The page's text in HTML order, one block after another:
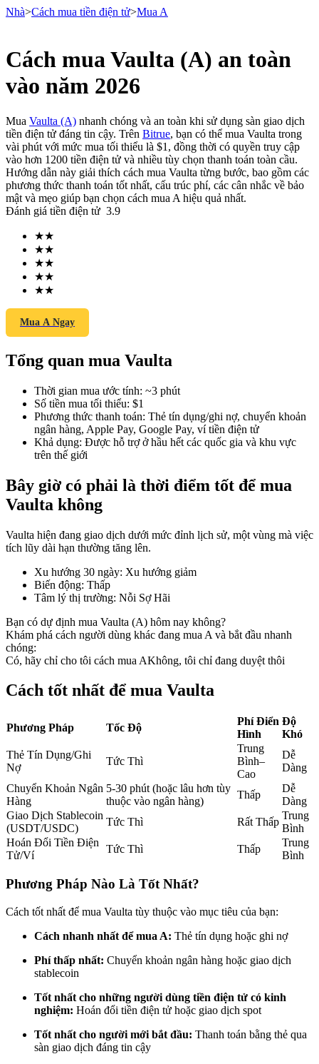
Hợp đồng tương lai
USDT Futures
Futures sử dụng USDT làm tài sản thế chấp
COIN-M Futures
Futures sử dụng token làm tài sản thế chấp
TradFi
Phái sinh cổ phiếu, ngoại hối, kim loại quý và hàng hóa
USDC Futures vĩnh cửu
Futures sử dụng USDC làm tài sản thế chấp
Sao chép Giao dịch
Tham gia cùng các nhà giao dịch hàng đầu
Trở thành Nhà giao dịch Sao chép
Tận hưởng chia sẻ lợi nhuận và hoa hồng giao dịch sao chép
Nhà>Cách mua tiền điện tử>Mua A
Cách mua Vaulta (A) an toàn
vào năm 2026
Mua Vaulta (A) nhanh chóng và an toàn khi sử dụng sàn giao dịch
tiền điện tử đáng tin cậy. Trên Bitrue, bạn có thể mua Vaulta trong
vài phút với mức mua tối thiểu là $1, đồng thời có quyền truy cập
vào hơn 1200 tiền điện tử và nhiều tùy chọn thanh toán toàn cầu.
Hướng dẫn này giải thích cách mua Vaulta từng bước, bao gồm các
phương thức thanh toán tốt nhất, cấu trúc phí, các cân nhắc về bảo
mật và mẹo giúp bạn chọn cách mua A hiệu quả nhất.
Đánh giá tiền điện tử 3.9
★★
★★
★★
★★
★★
Mua A Ngay
Tổng quan mua Vaulta
Thời gian mua ước tính: ~3 phút
Số tiền mua tối thiểu: $1
Phương thức thanh toán: Thẻ tín dụng/ghi nợ, chuyển khoản
ngân hàng, Apple Pay, Google Pay, ví tiền điện tử
Khả dụng: Được hỗ trợ ở hầu hết các quốc gia và khu vực
trên thế giới
Bây giờ có phải là thời điểm tốt để mua
Vaulta không
Vaulta hiện đang giao dịch dưới mức đỉnh lịch sử, một vùng mà việc
tích lũy dài hạn thường tăng lên.
Xu hướng 30 ngày: Xu hướng giảm
Biến động: Thấp
Tâm lý thị trường: Nỗi Sợ Hãi
Bạn có dự định mua Vaulta (A) hôm nay không?
Khám phá cách người dùng khác đang mua A và bắt đầu nhanh
chóng:
Có, hãy chỉ cho tôi cách mua AKhông, tôi chỉ đang duyệt thôi
Cách tốt nhất để mua Vaulta
Phương Pháp Tốc Độ
Phí Điển
Hình
Độ
Khó
Thẻ Tín Dụng/Ghi
Nợ
Tức Thì
Trung
Bình–
Cao
Dễ
Dàng
Chuyển Khoản Ngân
Hàng
5-30 phút (hoặc lâu hơn tùy
thuộc vào ngân hàng)
Thấp
Dễ
Dàng
Giao Dịch Stablecoin
(USDT/USDC)
Tức Thì Rất Thấp
Trung
Bình
Hoán Đổi Tiền Điện
Tử/Ví
Tức Thì Thấp
Trung
Bình
Phương Pháp Nào Là Tốt Nhất?
Cách tốt nhất để mua Vaulta tùy thuộc vào mục tiêu của bạn:
Cách nhanh nhất để mua A: Thẻ tín dụng hoặc ghi nợ
Phí thấp nhất: Chuyển khoản ngân hàng hoặc giao dịch
stablecoin
Tốt nhất cho những người dùng tiền điện tử có kinh
nghiệm: Hoán đổi tiền điện tử hoặc giao dịch spot
Tốt nhất cho người mới bắt đầu: Thanh toán bằng thẻ qua
sàn giao dịch đáng tin cậy